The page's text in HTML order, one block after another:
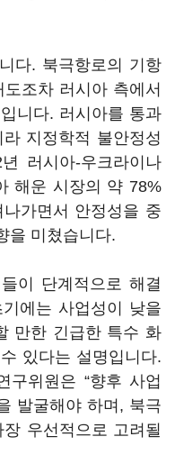
다. 북극항로의 기항
조차 러시아 측에서
니다. 러시아를 통과
지정학적 불안정성
러시아-우크라이나
해운 시장의 약 78%
가면서 안정성을 중
을 미쳤습니다.
이 단계적으로 해결
에는 사업성이 낮을
만한 긴급한 특수 화
있다는 설명입니다.
구위원은 “향후 사업
발굴해야 하며, 북극
우선적으로 고려될